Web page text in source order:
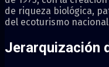
de riqueza biológica,
del ecoturismo
Jerarquización